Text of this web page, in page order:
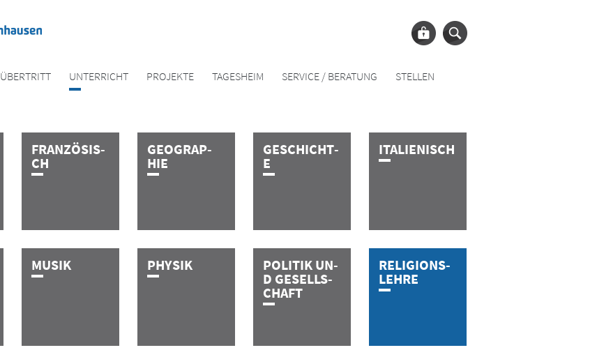
ÜBERTRITT UNTER­RICHT PROJEKTE TAGES­HEIM SERVICE / BERATUNG STELLEN
F­R­A­N­Z­Ö­­­­­S­I­S­
C­H
G­E­O­­­G­R­A­P­
H­I­E
G­E­­­S­C­H­I­C­H­­­T­
E
I­T­A­L­I­E­­­N­I­S­C­H
M­U­S­I­K P­H­Y­S­I­K
P­O­L­I­T­I­K­ ­U­N­
D­ ­G­E­S­E­L­L­­­S­
C­H­A­F­T
R­E­L­I­­­G­I­O­N­S­­­­­
L­E­H­R­E